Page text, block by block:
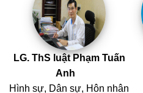
LG. ThS luật Phạm Tuấn
Anh
Hình sự, Dân sự, Hôn nhân